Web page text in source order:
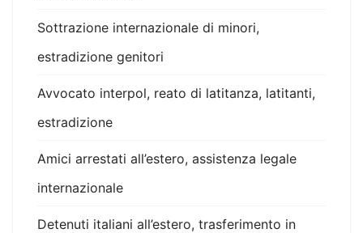
Sottrazione internazionale di minori,
estradizione genitori
Avvocato interpol, reato di latitanza, latitanti,
estradizione
Amici arrestati all’estero, assistenza legale
internazionale
Detenuti italiani all’estero, trasferimento in